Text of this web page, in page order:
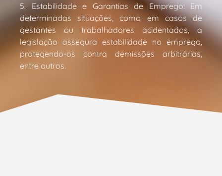
5. Estabilidade e Garantias de Emprego: Em
determinadas situações, como em casos de
gestantes ou trabalhadores acidentados, a
legislação assegura estabilidade no emprego,
protegendo-os contra demissões arbitrárias,
entre outros.